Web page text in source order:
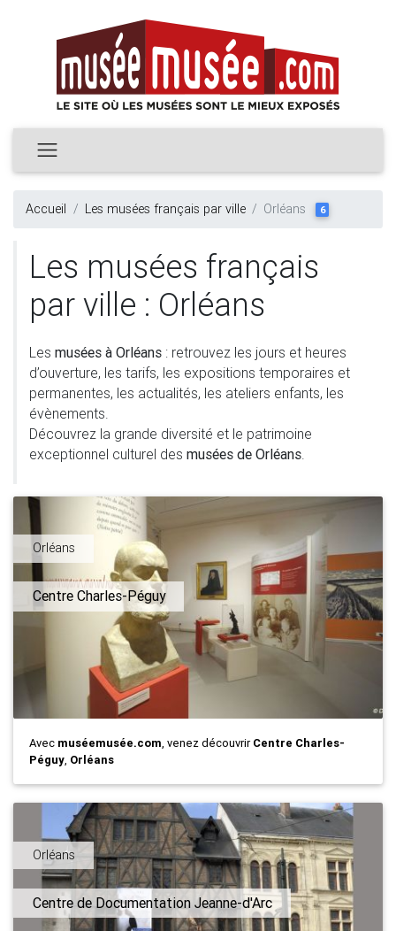
Accueil Les musées français par ville Orléans 6
Les musées français
par ville : Orléans
Les musées à Orléans: retrouvez les jours et heures
d’ouverture, les tarifs, les expositions temporaires et
permanentes, les actualités, les ateliers enfants, les
évènements.
Découvrez la grande diversité et le patrimoine
exceptionnel culturel des musées de Orléans.
Orléans
Centre Charles-Péguy
Avec muséemusée.com, venez découvrirCentre Charles-
Péguy, Orléans
Orléans
Centre de Documentation Jeanne-d'Arc